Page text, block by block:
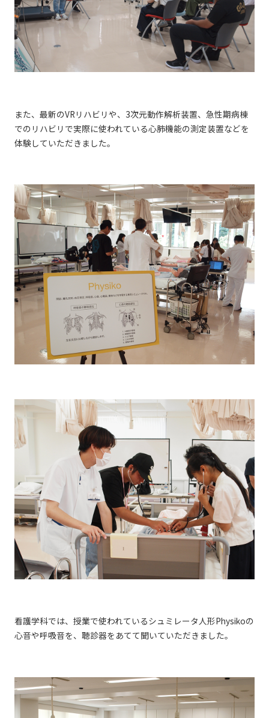
また、最新のVRリハビリや、3次元動作解析装置、急性期病棟
でのリハビリで実際に使われている心肺機能の測定装置などを
体験していただきました。
看護学科では、授業で使われているシュミレータ人形Physikoの
心音や呼吸音を、聴診器をあてて聞いていただきました。